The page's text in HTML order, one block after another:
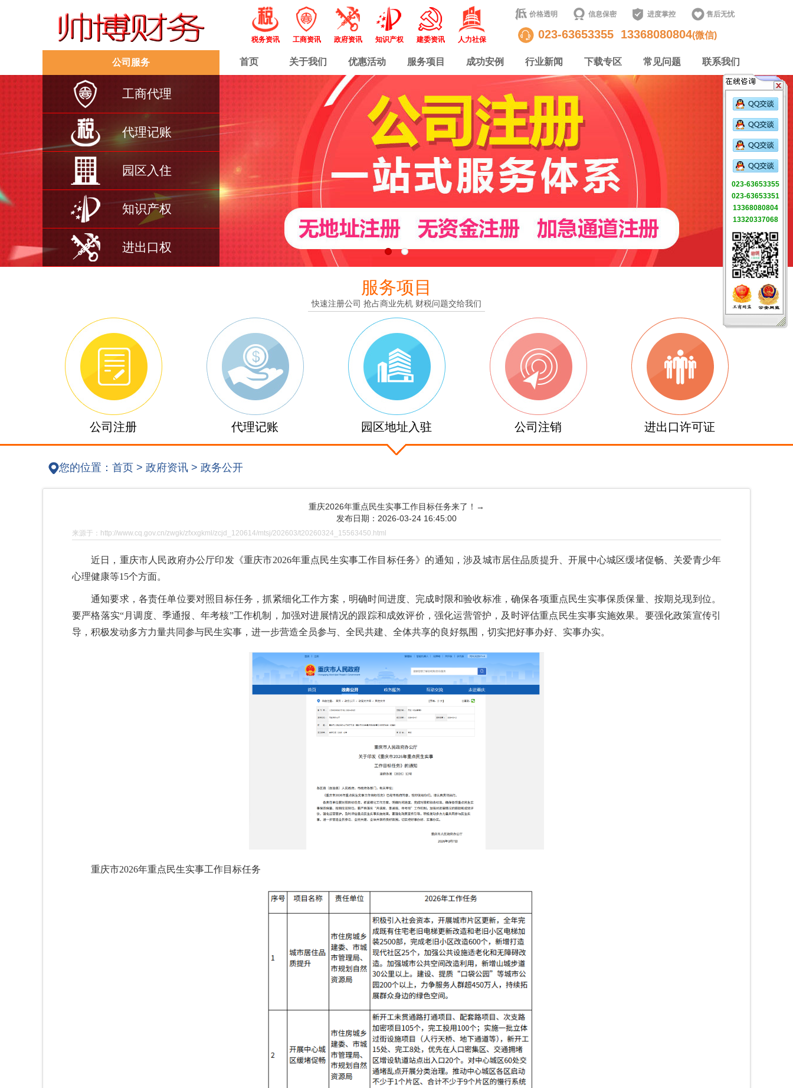
税务资讯 工商资讯 政府资讯 知识产权 建委资讯 人力社保
价格透明 信息保密 进度掌控 售后无忧
023-63653355 13368080804(微信)
公司服务
工商代理
代理记账
园区入住
知识产权
进出口权
首页 关于我们 优惠活动 服务项目 成功安例 行业新闻 下载专区 常见问题 联系我们
服务项目
快速注册公司 抢占商业先机 财税问题交给我们
公司注册 代理记账 园区地址入驻 公司注销 进出口许可证
您的位置： 首页 > 政府资讯 > 政务公开
重庆2026年重点民生实事工作目标任务来了！→
发布日期：2026-03-24 16:45:00
来源于：http://www.cq.gov.cn/zwgk/zfxxgkml/zcjd_120614/mtsj/202603/t20260324_15563450.html
近日，重庆市人民政府办公厅印发《重庆市2026年重点民生实事工作目标任务》的通知，涉及城市居住品质提升、开展中心城区缓堵促畅、关爱青少年
心理健康等15个方面。
通知要求，各责任单位要对照目标任务，抓紧细化工作方案，明确时间进度、完成时限和验收标准，确保各项重点民生实事保质保量、按期兑现到位。
要严格落实“月调度、季通报、年考核”工作机制，加强对进展情况的跟踪和成效评价，强化运营管护，及时评估重点民生实事实施效果。要强化政策宣传引
导，积极发动多方力量共同参与民生实事，进一步营造全员参与、全民共建、全体共享的良好氛围，切实把好事办好、实事办实。
重庆市2026年重点民生实事工作目标任务
023-63653355
023-63653351
13368080804
13320337068